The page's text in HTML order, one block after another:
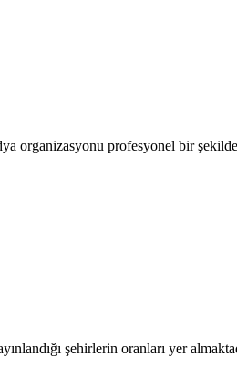
organizasyonu profesyonel bir
şehirlerin oranları yer